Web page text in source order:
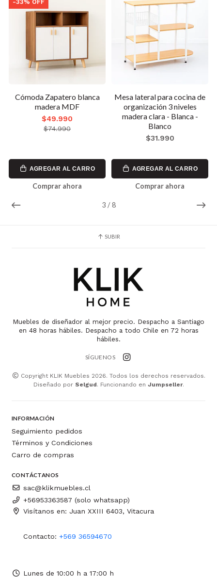
4 / 8
blanca
CARRO
Mesa lateral para cocina de
organización 3 niveles
madera clara - Blanca -
AGREGAR AL CARRO
Comprar ahora
Banqueta con
Almacenamiento
Tapizada -
AGREGAR AL
Comprar
SUBIR
Muebles de diseñador al mejor precio. Despacho a Santiago
en 48 horas hábiles. Despacho a todo Chile en 72 horas
hábiles.
SÍGUENOS
Copyright KLIK Muebles 2026. Todos los derechos reservados.
Diseñado por Selgud. Funcionando en Jumpseller.
INFORMACIÓN
Seguimiento pedidos
Términos y Condiciones
Carro de compras
CONTÁCTANOS
sac@klikmuebles.cl
+56953363587 (solo whatsapp)
Visítanos en: Juan XXIII 6403, Vitacura
Contacto: +569 36594670
Lunes de 10:00 h a 17:00 h